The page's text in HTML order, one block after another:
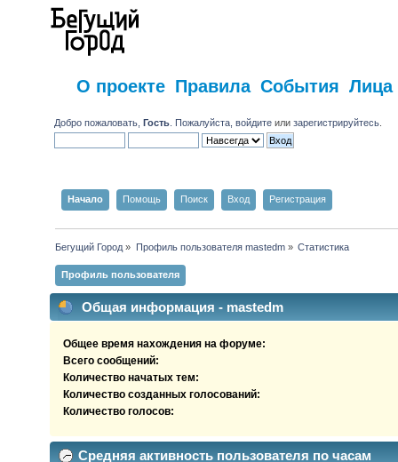
О проекте Правила События Лица
Добро пожаловать,Гость . Пожалуйста,войдите илизарегистрируйтесь
Начало Помощь Поиск Вход Регистрация
Бегущий Город » Профиль пользователя mastedm» Статистика
Профиль пользователя
Общая информация - mastedm
Общее время нахождения на форуме:
Всего сообщений:
Количество начатых тем:
Количество созданных голосований:
Количество голосов:
Средняя активность пользователя по часам